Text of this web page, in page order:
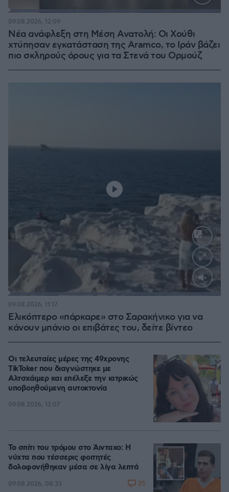
Νέα ανάφλεξη στη Μέση Ανατολή: Οι Χούθι
χτύπησαν εγκατάσταση της Aramco, το Ιράν βάζει
πιο σκληρούς όρους για τα Στενά του Ορμούζ
09.08.2026, 12:09
Loaded
Ελικόπτερο «πάρκαρε» στο Σαρακήνικο για να
κάνουν μπάνιο οι επιβάτες του, δείτε βίντεο
09.08.2026, 11:17
Οι τελευταίες μέρες της 49χρονης
TikToker που διαγνώστηκε με
Αλτσχάιμερ και επέλεξε την ιατρικώς
υποβοηθούμενη αυτοκτονία
09.08.2026, 12:07
Το σπίτι του τρόμου στο Άινταχο: Η
νύχτα που τέσσερις φοιτητές
δολοφονήθηκαν μέσα σε λίγα λεπτά
09.08.2026, 08:33 25